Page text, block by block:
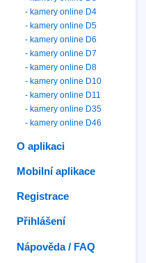
- kamery online D4
- kamery online D5
- kamery online D6
- kamery online D7
- kamery online D8
- kamery online D10
- kamery online D11
- kamery online D35
- kamery online D46
O aplikaci
Mobilní aplikace
Registrace
Přihlášení
Nápověda / FAQ